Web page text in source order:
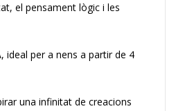
el pensament lògic i les
ideal per a nens a partir de 4
una infinitat de creacions